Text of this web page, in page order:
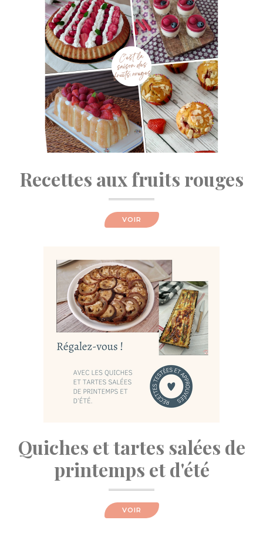
Recettes aux fruits rouges
VOIR
Quiches et tartes salées de
printemps et d'été
VOIR